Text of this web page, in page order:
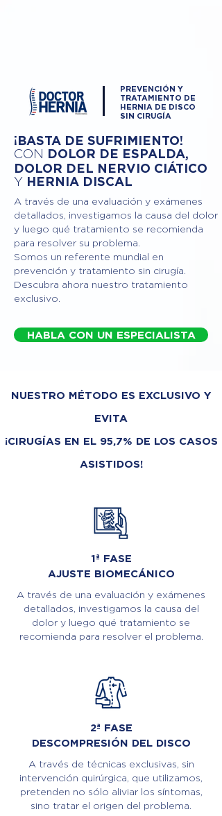
PREVENCIÓN Y
TRATAMIENTO DE
HERNIA DE DISCO
SIN CIRUGÍA
¡BASTA DE SUFRIMIENTO!
CON DOLOR DE ESPALDA,
DOLOR DEL NERVIO CIÁTICO
Y HERNIA DISCAL
A través de una evaluación y exámenes
detallados, investigamos la causa del dolor
y luego qué tratamiento se recomienda
para resolver su problema.
Somos un referente mundial en
prevención y tratamiento sin cirugía.
Descubra ahora nuestro tratamiento
exclusivo.
HABLA CON UN ESPECIALISTA
NUESTRO MÉTODO ES EXCLUSIVO Y
EVITA
¡CIRUGÍAS EN EL 95,7% DE LOS CASOS
ASISTIDOS!
1ª FASE
AJUSTE BIOMECÁNICO
A través de una evaluación y exámenes
detallados, investigamos la causa del
dolor y luego qué tratamiento se
recomienda para resolver el problema.
2ª FASE
DESCOMPRESIÓN DEL DISCO
A través de técnicas exclusivas, sin
intervención quirúrgica, que utilizamos,
pretenden no sólo aliviar los síntomas,
sino tratar el origen del problema.